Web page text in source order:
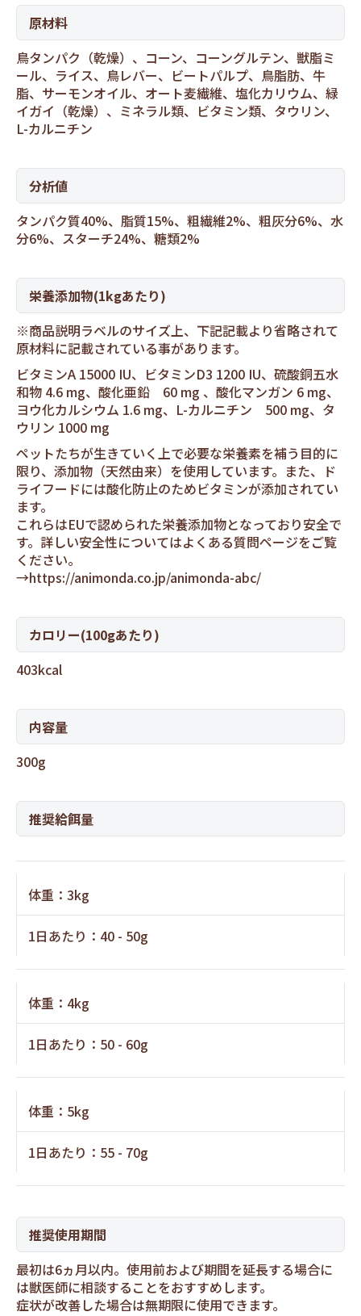
原材料
鳥タンパク（乾燥）、コーン、コーングルテン、獣脂ミ
ール、ライス、鳥レバー、ビートパルプ、鳥脂肪、牛
脂、サーモンオイル、オート麦繊維、塩化カリウム、緑
イガイ（乾燥）、ミネラル類、ビタミン類、タウリン、
L-カルニチン
分析値
タンパク質40%、脂質15%、粗繊維2%、粗灰分6%、水
分6%、スターチ24%、糖類2%
栄養添加物(1kgあたり)
※商品説明ラベルのサイズ上、下記記載より省略されて
原材料に記載されている事があります。
ビタミンA 15000 IU、ビタミンD3 1200 IU、硫酸銅五水
和物 4.6 mg、酸化亜鉛 60 mg 、酸化マンガン 6 mg、
ヨウ化カルシウム 1.6 mg、L-カルニチン 500 mg、タ
ウリン 1000 mg
ペットたちが生きていく上で必要な栄養素を補う目的に
限り、添加物（天然由来）を使用しています。また、ド
ライフードには酸化防止のためビタミンが添加されてい
ます。
これらはEUで認められた栄養添加物となっており安全で
す。詳しい安全性についてはよくある質問ページをご覧
ください。
→https://animonda.co.jp/animonda-abc/
カロリー(100gあたり)
403kcal
内容量
300g
推奨給餌量
体重：3kg
1日あたり：40 - 50g
体重：4kg
1日あたり：50 - 60g
体重：5kg
1日あたり：55 - 70g
推奨使用期間
最初は6ヵ月以内。使用前および期間を延長する場合に
は獣医師に相談することをおすすめします。
症状が改善した場合は無期限に使用できます。